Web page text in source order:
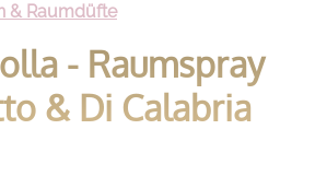
& Raumdüfte
- Raumspray
& Di Calabria